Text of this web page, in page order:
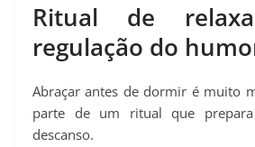
Ritual de
regulação do
Abraçar antes de dormir é muito
parte de um ritual que
descanso.